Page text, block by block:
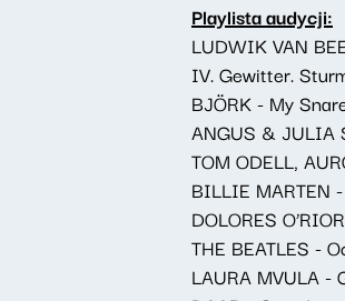
Playlista audycji:
LUDWIK VAN
IV. Gewitter.
BJÖRK - My
ANGUS & JULIA
TOM ODELL,
BILLIE MARTEN
DOLORES
THE BEATLES -
LAURA MVULA -